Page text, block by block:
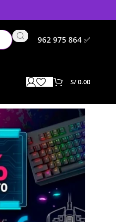
962 975 864 ✅
S/0.00